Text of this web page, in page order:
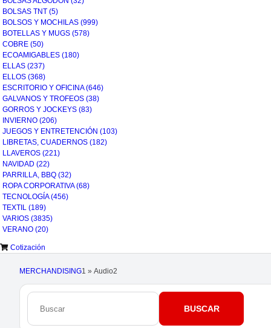
BOLSAS TNT (5)
BOLSOS Y MOCHILAS (999)
BOTELLAS Y MUGS (578)
COBRE (50)
ECOAMIGABLES (180)
ELLAS (237)
ELLOS (368)
ESCRITORIO Y OFICINA(646)
GALVANOS Y TROFEOS (38)
GORROS Y JOCKEYS (83)
INVIERNO (206)
JUEGOS Y ENTRETENCIÓN (103)
LIBRETAS, CUADERNOS (182)
LLAVEROS (221)
NAVIDAD (22)
PARRILLA, BBQ (32)
ROPA CORPORATIVA(68)
TECNOLOGÍA(456)
TEXTIL (189)
VARIOS (3835)
VERANO (20)
Cotización
MERCHANDISING1 » Audio2